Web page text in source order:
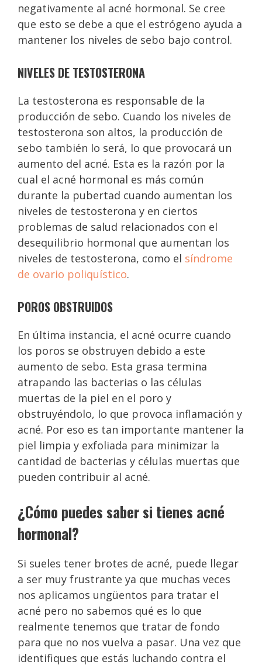
negativamente al acné hormonal. Se cree
que esto se debe a que el estrógeno ayuda a
mantener los niveles de sebo bajo control.
NIVELES DE TESTOSTERONA
La testosterona es responsable de la
producción de sebo. Cuando los niveles de
testosterona son altos, la producción de
sebo también lo será, lo que provocará un
aumento del acné. Esta es la razón por la
cual el acné hormonal es más común
durante la pubertad cuando aumentan los
niveles de testosterona y en ciertos
problemas de salud relacionados con el
desequilibrio hormonal que aumentan los
niveles de testosterona, como el síndrome
de ovario poliquístico.
POROS OBSTRUIDOS
En última instancia, el acné ocurre cuando
los poros se obstruyen debido a este
aumento de sebo. Esta grasa termina
atrapando las bacterias o las células
muertas de la piel en el poro y
obstruyéndolo, lo que provoca inflamación y
acné. Por eso es tan importante mantener la
piel limpia y exfoliada para minimizar la
cantidad de bacterias y células muertas que
pueden contribuir al acné.
¿Cómo puedes saber si tienes acné
hormonal?
Si sueles tener brotes de acné, puede llegar
a ser muy frustrante ya que muchas veces
nos aplicamos ungüentos para tratar el
acné pero no sabemos qué es lo que
realmente tenemos que tratar de fondo
para que no nos vuelva a pasar. Una vez que
identifiques que estás luchando contra el